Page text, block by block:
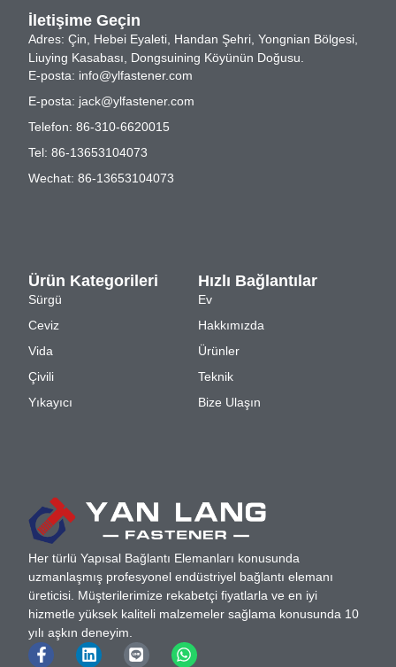
Her türlü Yapısal Bağlantı Elemanları konusunda
uzmanlaşmış profesyonel endüstriyel bağlantı elemanı
üreticisi. Müşterilerimize rekabetçi fiyatlarla ve en iyi
hizmetle yüksek kaliteli malzemeler sağlama konusunda 10
yılı aşkın deneyim.
Ürün Kategorileri
Sürgü
Ceviz
Vida
Çivili
Yıkayıcı
Hızlı Bağlantılar
Ev
Hakkımızda
Ürünler
Teknik
Bize Ulaşın
İletişime Geçin
Adres: Çin, Hebei Eyaleti, Handan Şehri, Yongnian Bölgesi,
Liuying Kasabası, Dongsuining Köyünün Doğusu.
E-posta: info@ylfastener.com
E-posta: jack@ylfastener.com
Telefon: 86-310-6620015
Tel: 86-13653104073
Wechat: 86-13653104073